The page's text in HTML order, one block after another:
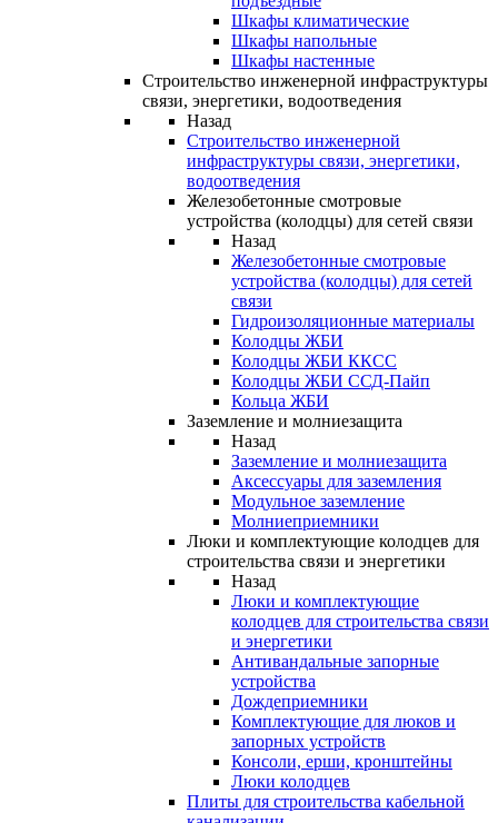
Шкафы климатические
Шкафы напольные
Шкафы настенные
Строительство инженерной инфраструктуры
связи, энергетики, водоотведения
Назад
Строительство инженерной
инфраструктуры связи, энергетики,
водоотведения
Железобетонные смотровые
устройства (колодцы) для сетей связи
Назад
Железобетонные смотровые
устройства (колодцы) для сетей
связи
Гидроизоляционные материалы
Колодцы ЖБИ
Колодцы ЖБИ ККСС
Колодцы ЖБИ ССД-Пайп
Кольца ЖБИ
Заземление и молниезащита
Назад
Заземление и молниезащита
Аксессуары для заземления
Модульное заземление
Молниеприемники
Люки и комплектующие колодцев для
строительства связи и энергетики
Назад
Люки и комплектующие
колодцев для строительства связи
и энергетики
Антивандальные запорные
устройства
Дождеприемники
Комплектующие для люков и
запорных устройств
Консоли, ерши, кронштейны
Люки колодцев
Плиты для строительства кабельной